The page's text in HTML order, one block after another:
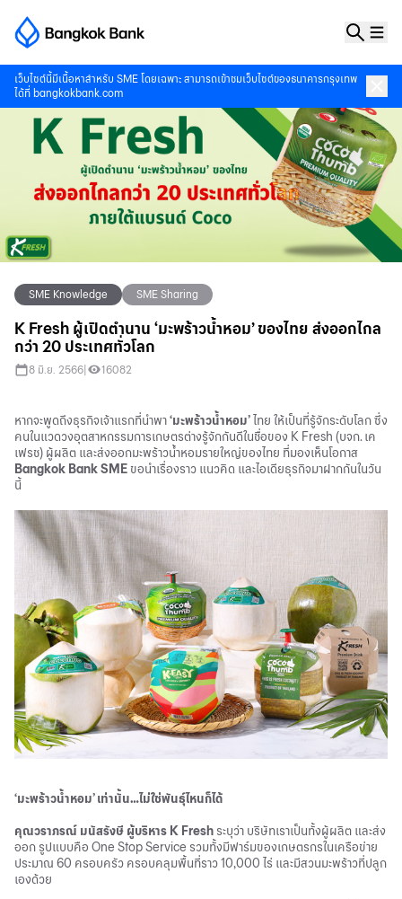
เว็บไซต์นี้มีเนื้อหาสำหรับ SME โดยเฉพาะ สามารถเข้าชมเว็บไซต์ของธนาคารกรุงเทพ
ได้ที่ bangkokbank.com
SME Knowledge SME Sharing
K Fresh ผู้เปิดตำนาน ‘มะพร้าวน้ำหอม’ ของไทย ส่งออกไกล
กว่า 20 ประเทศทั่วโลก
8 มิ.ย. 2566 16082
หากจะพูดถึงธุรกิจเจ้าแรกที่นำพา‘มะพร้าวน้ำหอม’ ไทย ให้เป็นที่รู้จักระดับโลก ซึ่ง
คนในแวดวงอุตสาหกรรมการเกษตรต่างรู้จักกันดีในชื่อของ K Fresh (บจก. เค
เฟรช) ผู้ผลิต และส่งออกมะพร้าวน้ำหอมรายใหญ่ของไทย ที่มองเห็นโอกาส
Bangkok Bank SME ขอนำเรื่องราว แนวคิด และไอเดียธุรกิจมาฝากกันในวัน
นี้
‘มะพร้าวน้ำหอม’ เท่านั้น…ไม่ใช่พันธุ์ไหนก็ได้
คุณวราภรณ์ มนัสรังษี ผู้บริหาร K Fresh ระบุว่า บริษัทเราเป็นทั้งผู้ผลิต และส่ง
ออก รูปแบบคือ One Stop Service รวมทั้งมีฟาร์มของเกษตรกรในเครือข่าย
ประมาณ 60 ครอบครัว ครอบคลุมพื้นที่ราว 10,000 ไร่ และมีสวนมะพร้าวที่ปลูก
เองด้วย